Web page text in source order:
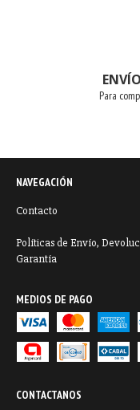
Para
NAVEGACIÓN
Contacto
Políticas de Envío,
Garantía
MEDIOS DE PAGO
CONTACTANOS